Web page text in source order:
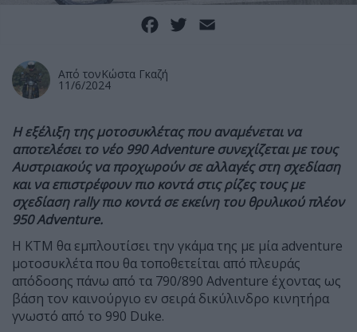
Facebook
Twitter
Από τονΚώστα Γκαζή
11/6/2024
Η εξέλιξη της μοτοσυκλέτας που αναμένεται να
αποτελέσει το νέο 990 Adventure συνεχίζεται με τους
Αυστριακούς να προχωρούν σε αλλαγές στη σχεδίαση
και να επιστρέφουν πιο κοντά στις ρίζες τους με
σχεδίαση rally πιο κοντά σε εκείνη του θρυλικού πλέον
950 Adventure.
Η ΚΤΜ θα εμπλουτίσει την γκάμα της με μία adventure
μοτοσυκλέτα που θα τοποθετείται από πλευράς
απόδοσης πάνω από τα 790/890 Adventure έχοντας ως
βάση τον καινούργιο εν σειρά δικύλινδρο κινητήρα
γνωστό από το 990 Duke.